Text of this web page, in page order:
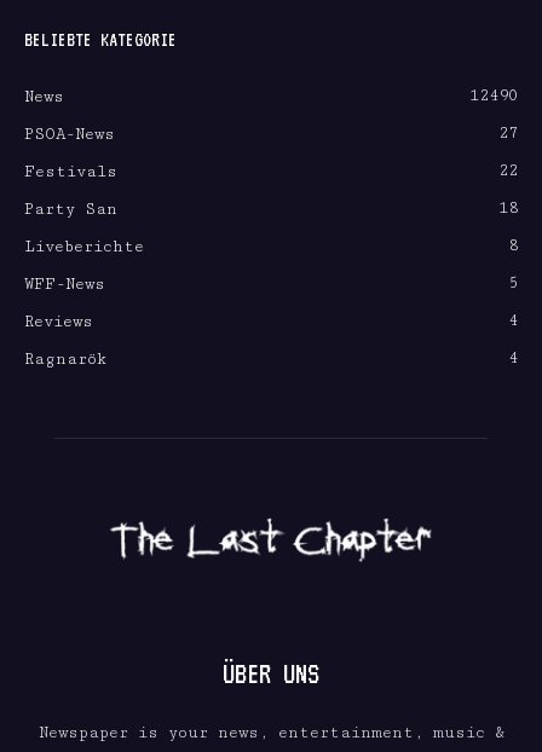
BELIEBTE KATEGORIE
News
12490
PSOA-News
27
Festivals
22
Party San
18
Liveberichte
8
WFF-News
5
Reviews
4
Ragnarök
4
ÜBER UNS
Newspaper is your news, entertainment, music &